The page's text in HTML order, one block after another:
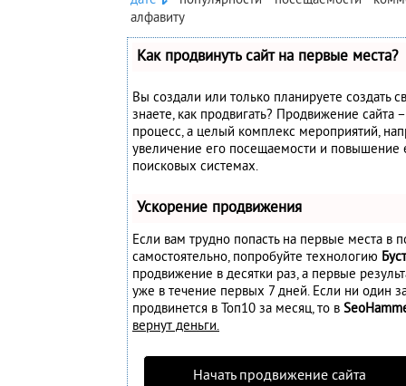
алфавиту
Как продвинуть сайт на первые места?
Вы создали или только планируете создать
знаете, как продвигать? Продвижение сайта
процесс, а целый комплекс мероприятий,
увеличение его посещаемости и повышение
поисковых системах.
Ускорение продвижения
Если вам трудно попасть на первые места в
самостоятельно, попробуйте технологию Буст
продвижение в десятки раз, а первые
уже в течение первых 7 дней. Если ни один
продвинется в Топ10 за месяц, то в
вернут деньги.
Начать продвижение сайта